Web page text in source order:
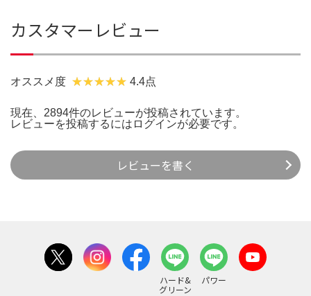
カスタマーレビュー
オススメ度 4.4点
現在、2894件のレビューが投稿されています。
レビューを投稿するには ログインが必要です。
レビューを書く
ハード&
グリーン
パワー